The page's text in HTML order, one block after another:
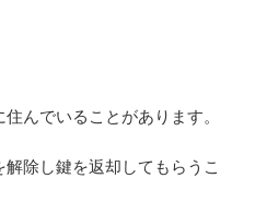
んでいることがあります。
除し鍵を返却してもらうこ